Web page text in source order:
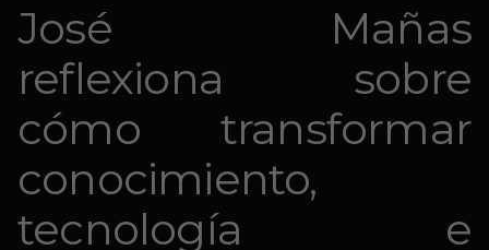
José Mañas
reflexiona sobre
cómo transformar
conocimiento,
tecnología e